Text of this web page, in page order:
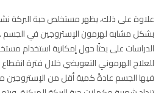
علاوة على ذلك، يظهر مستخلص حبة البركة
بشكل مشابه لهرمون الإستروجين في
الدراسات على بحثًا حول إمكانية استخدام
للعلاج الهرموني التعويضي خلال فترة
فيها الجسم عادةً كمية أقل من الإستروجين